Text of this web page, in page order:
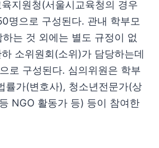
지원청(서울시교육청의 경우
명으로 구성된다. 관내 학부모
는 것 외에는 별도 규정이 없
소위원회(소위)가 담당하는데
로 구성된다. 심의위원은 학부
률가(변호사), 청소년전문가(상
NGO 활동가 등) 등이 참여한